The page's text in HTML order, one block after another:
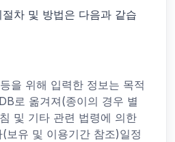
차 및 방법은 다음과 같습
을 위해 입력한 정보는 목적
로 옮겨져(종이의 경우 별
및 기타 관련 법령에 의한
보유 및 이용기간 참조)일정